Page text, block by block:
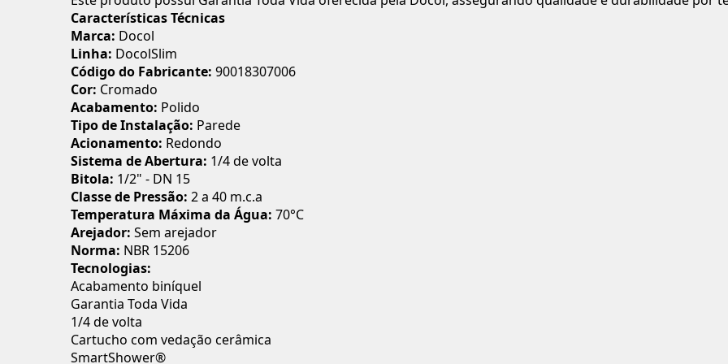
Características Técnicas
Marca: Docol
Linha: DocolSlim
Código do Fabricante: 90018307006
Cor: Cromado
Acabamento: Polido
Tipo de Instalação: Parede
Acionamento: Redondo
Sistema de Abertura: 1/4 de volta
Bitola: 1/2" - DN 15
Classe de Pressão: 2 a 40 m.c.a
Temperatura Máxima da Água: 70°C
Arejador: Sem arejador
Norma: NBR 15206
Tecnologias:
Acabamento biníquel
Garantia Toda Vida
1/4 de volta
Cartucho com vedação cerâmica
SmartShower®